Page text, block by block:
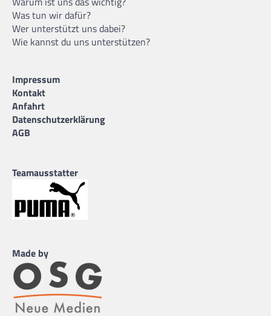
Was tun wir dafür?
Wer unterstützt uns dabei?
Wie kannst du uns unterstützen?
Impressum
Kontakt
Anfahrt
Datenschutzerklärung
AGB
Teamausstatter
Made by